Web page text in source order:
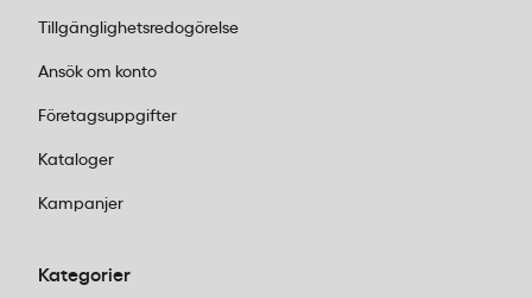
grillverktygsset?
att dosera olja, vatten eller marinader direkt på
stekplattan under tillagning. Det ger kontroll över
är praktiskt vid plancha-grillning där fettmängden
Tillgänglighetsredogörelse
Ansök om konto
Företagsuppgifter
Kataloger
Kampanjer
Kategorier